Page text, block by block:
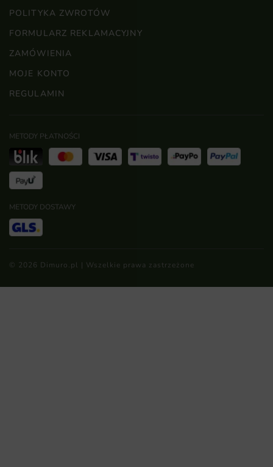
POLITYKA ZWROTÓW
FORMULARZ REKLAMACYJNY
ZAMÓWIENIA
MOJE KONTO
REGULAMIN
METODY PŁATNOŚCI
METODY DOSTAWY
© 2026 Dimuro.pl | Wszelkie prawa zastrzeżone